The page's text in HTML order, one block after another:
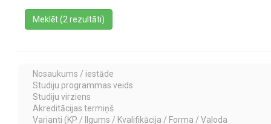
Meklēt (2 rezultāti)
Nosaukums / iestāde
Studiju programmas veids
Studiju virziens
Akreditācijas termiņš
Varianti (KP / Ilgums / Kvalifikācija / Forma / Valoda